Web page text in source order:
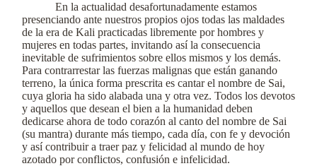
En la actualidad desafortunadamente estamos
presenciando ante nuestros propios ojos todas las maldades
de la era de Kali practicadas libremente por hombres y
mujeres en todas partes, invitando así la consecuencia
inevitable de sufrimientos sobre ellos mismos y los demás.
Para contrarrestar las fuerzas malignas que están ganando
terreno, la única forma prescrita es cantar el nombre de Sai,
cuya gloria ha sido alabada una y otra vez. Todos los devotos
y aquellos que desean el bien a la humanidad deben
dedicarse ahora de todo corazón al canto del nombre de Sai
(su mantra) durante más tiempo, cada día, con fe y devoción
y así contribuir a traer paz y felicidad al mundo de hoy
azotado por conflictos, confusión e infelicidad.